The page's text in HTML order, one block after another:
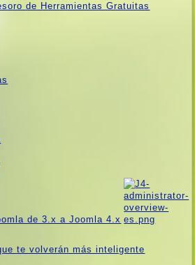
de Herramientas Gratuitas
de 3.x a Joomla 4.x
te volverán más inteligente